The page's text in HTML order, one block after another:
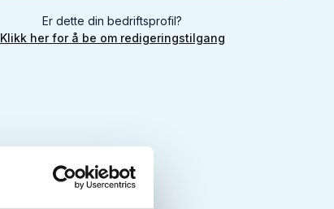
Er dette din bedriftsprofil?
Klikk her for å be om redigeringstilgang